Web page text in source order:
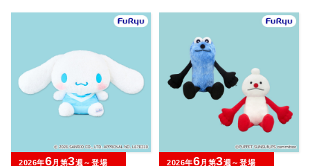
2026年6月第3週～登場 2026年6月第3週～登場